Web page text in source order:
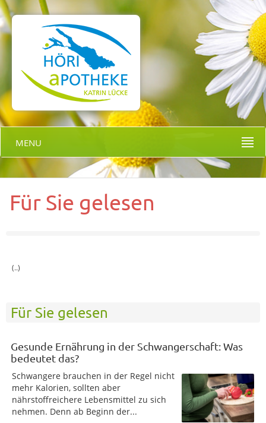
MENU
Für Sie gelesen
(..)
Für Sie gelesen
Gesunde Ernährung in der Schwangerschaft: Was
bedeutet das?
Schwangere brauchen in der Regel nicht
mehr Kalorien, sollten aber
nährstoffreichere Lebensmittel zu sich
nehmen. Denn ab Beginn der...